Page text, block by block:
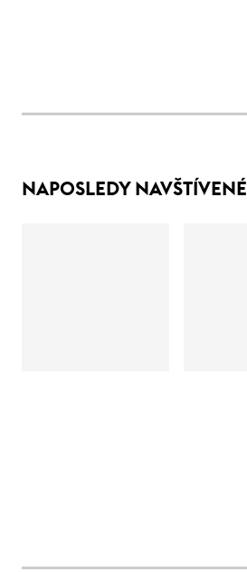
NAPOSLEDY NAVŠTÍVENÉ